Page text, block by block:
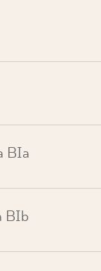
BIa
BIb